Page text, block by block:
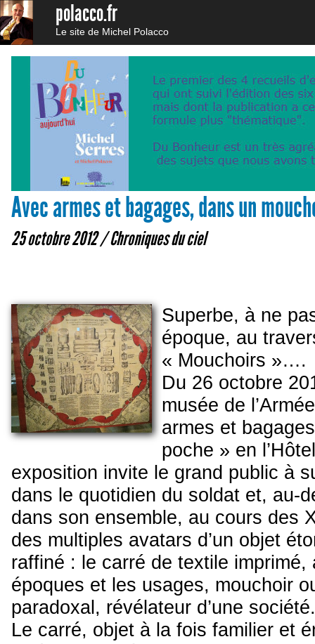
polacco.fr
Le site de Michel Polacco
Avec armes et bagages, dans un
25 octobre 2012 /Chroniques du ciel
Superbe, à ne
époque, au
« Mouchoirs »….
Du 26 octobre
musée de
armes et
poche » en
exposition invite le grand public à
dans le quotidien du soldat et, au-
dans son ensemble, au cours des
des multiples avatars d’un objet
raffiné : le carré de textile
époques et les usages, mouchoir
paradoxal, révélateur d’une société.
Le carré, objet à la fois familier et